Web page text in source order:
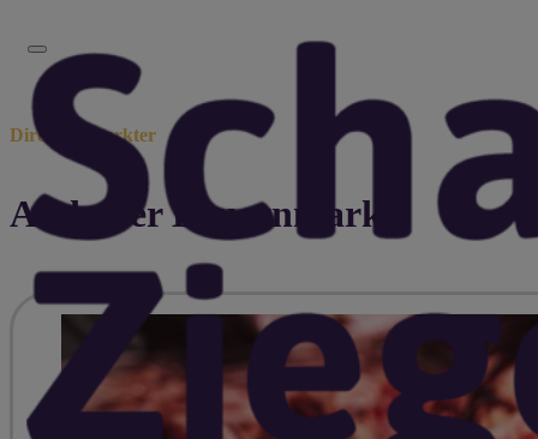
Direktvermarkter
Andorfer Bauernmarkt